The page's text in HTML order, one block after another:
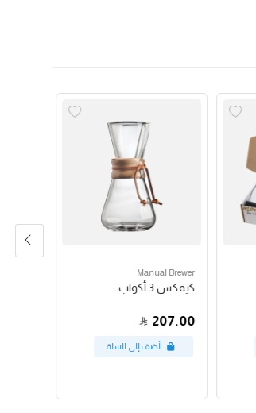
Manual Brewer
كيمكس 3 أكواب
207.00